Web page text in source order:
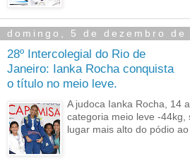
domingo, 5 de dezembro de
28º Intercolegial do Rio de
Janeiro: Ianka Rocha conquista
o título no meio leve.
A judoca Ianka Rocha, 14
categoria meio leve -44kg,
lugar mais alto do pódio ao